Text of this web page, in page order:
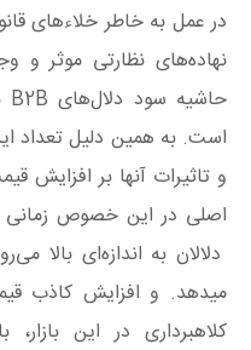
در عمل به خاطر خلاء‌های
نهاده‌های نظارتی موثر
است. به همین دلیل تعداد
و تاثیرات آنها بر
اصلی در این خصوص
دلالان به اندازه‌ای بالا
میدهد. و افزایش کاذب
کلاهبرداری در این